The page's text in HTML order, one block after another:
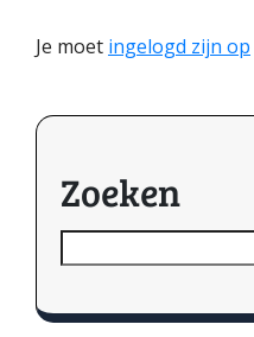
Je moet ingelogd zijn op
Zoeken